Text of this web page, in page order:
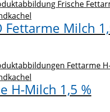
Fettarme Milch
H-Milch 1,5 %